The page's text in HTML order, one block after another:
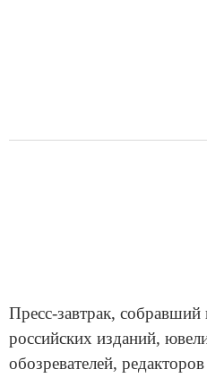
Пресс-завтрак,
российских изданий,
обозревателей,